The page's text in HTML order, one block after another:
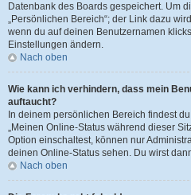
Datenbank des Boards gespeichert. Um
„Persönlichen Bereich“; der Link dazu
wenn du auf deinen Benutzernamen
Einstellungen ändern.
Nach oben
Wie kann ich verhindern, dass mein
auftaucht?
In deinem persönlichen Bereich findest
„Meinen Online-Status während dieser
Option einschaltest, können nur
deinen Online-Status sehen. Du wirst
Nach oben